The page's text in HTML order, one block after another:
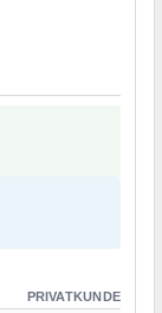
PRIVATKUNDE